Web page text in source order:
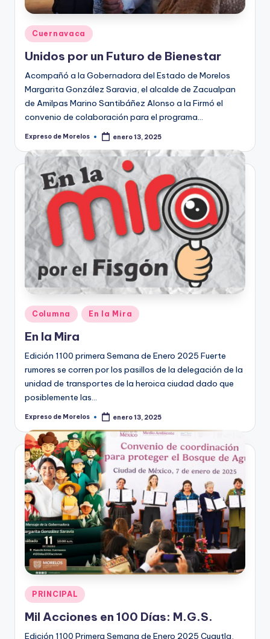
Publicado
en
Cuernavaca
Unidos por un Futuro de Bienestar
Acompañó a la Gobernadora del Estado de Morelos
Margarita González Saravia, el alcalde de Zacualpan
de Amilpas Marino Santibáñez Alonso a la Firmó el
convenio de colaboración para el programa…
Publicado
Expreso de Morelos enero 13, 2025
Publicado
en
Columna En la Mira
En la Mira
Edición 1100 primera Semana de Enero 2025 Fuerte
rumores se corren por los pasillos de la delegación de la
unidad de transportes de la heroica ciudad dado que
posiblemente las…
Publicado
Expreso de Morelos enero 13, 2025
Publicado
en
PRINCIPAL
Mil Acciones en 100 Días: M.G.S.
Edición 1100 Primera Semana de Enero 2025 Cuautla,